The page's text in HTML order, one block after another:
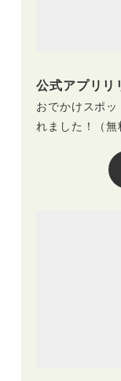
公式アプリリ
おでかけスポ
れました！（無